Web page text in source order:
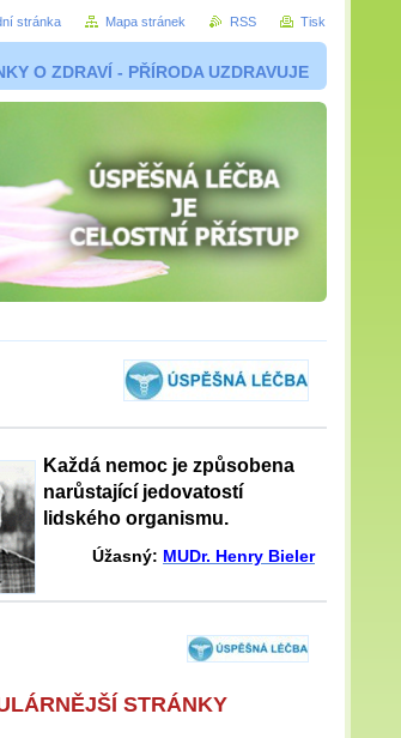
O ZDRAVÍ - PŘÍRODA UZDRAVUJE
Každá nemoc je způsobena
narůstající jedovatostí
lidského organismu.
Úžasný: MUDr. Henry Bieler
STRÁNKY
stránka Mapa stránek RSS Tisk